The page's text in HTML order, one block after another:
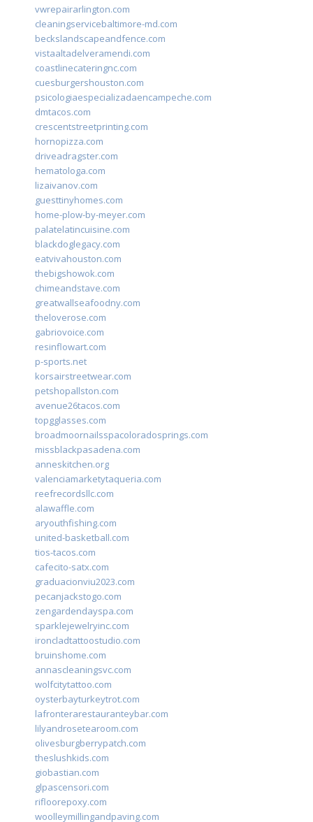
vwrepairarlington.com
cleaningservicebaltimore-md.com
beckslandscapeandfence.com
vistaaltadelveramendi.com
coastlinecateringnc.com
cuesburgershouston.com
psicologiaespecializadaencampeche.com
dmtacos.com
crescentstreetprinting.com
hornopizza.com
driveadragster.com
hematologa.com
lizaivanov.com
guesttinyhomes.com
home-plow-by-meyer.com
palatelatincuisine.com
blackdoglegacy.com
eatvivahouston.com
thebigshowok.com
chimeandstave.com
greatwallseafoodny.com
theloverose.com
gabriovoice.com
resinflowart.com
p-sports.net
korsairstreetwear.com
petshopallston.com
avenue26tacos.com
topgglasses.com
broadmoornailsspacoloradosprings.com
missblackpasadena.com
anneskitchen.org
valenciamarketytaqueria.com
reefrecordsllc.com
alawaffle.com
aryouthfishing.com
united-basketball.com
tios-tacos.com
cafecito-satx.com
graduacionviu2023.com
pecanjackstogo.com
zengardendayspa.com
sparklejewelryinc.com
ironcladtattoostudio.com
bruinshome.com
annascleaningsvc.com
wolfcitytattoo.com
oysterbayturkeytrot.com
lafronterarestauranteybar.com
lilyandrosetearoom.com
olivesburgberrypatch.com
theslushkids.com
giobastian.com
glpascensori.com
rifloorepoxy.com
woolleymillingandpaving.com